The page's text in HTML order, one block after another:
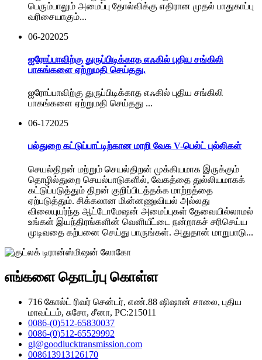
பெரும்பாலும் அமைப்பு தோல்விக்கு எதிரான முதல் பாதுகாப்பு
வரிசையாகும்...
06-202025
ஐரோப்பாவிற்கு துருப்பிடிக்காத எஃகில் புதிய சங்கிலி
பாகங்களை ஏற்றுமதி செய்தது.
ஐரோப்பாவிற்கு துருப்பிடிக்காத எஃகில் புதிய சங்கிலி
பாகங்களை ஏற்றுமதி செய்தது ...
06-172025
பல்துறை கட்டுப்பாட்டிற்கான மாறி வேக V-பெல்ட் புல்லிகள்
செயல்திறன் மற்றும் செயல்திறன் முக்கியமாக இருக்கும்
தொழில்துறை செயல்பாடுகளில், வேகத்தை துல்லியமாகக்
கட்டுப்படுத்தும் திறன் குறிப்பிடத்தக்க மாற்றத்தை
ஏற்படுத்தும். சிக்கலான மின்னணுவியல் அல்லது
விலையுயர்ந்த ஆட்டோமேஷன் அமைப்புகள் தேவையில்லாமல்
உங்கள் இயந்திரங்களின் வெளியீட்டை நன்றாகச் சரிசெய்ய
முடிவதை கற்பனை செய்து பாருங்கள். அதுதான் மாறுபாடு...
எங்களை தொடர்பு கொள்ள
716 கோல்ட் ரிவர் சென்டர், எண்.88 ஷிஷான் சாலை, புதிய
மாவட்டம், சுசோ, சீனா, PC:215011
0086-(0)512-65830037
0086-(0)512-65529992
gl@goodlucktransmission.com
008613913126170